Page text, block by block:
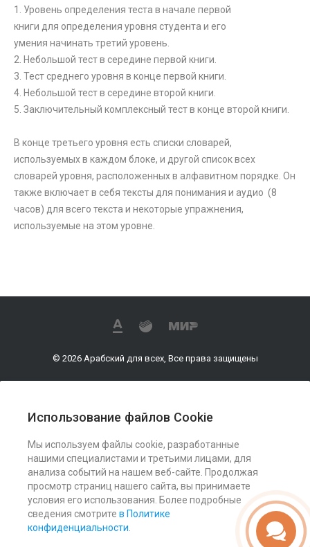
Использование файлов Cookie
Мы используем файлы cookie, разработанные
нашими специалистами и третьими лицами, для
анализа событий на нашем веб-сайте. Продолжая
просмотр страниц нашего сайта, вы принимаете
условия его использования. Более подробные
сведения смотрите в Политике
конфиденциальности
1. Уровень определения теста в начале первой
книги для определения уровня студента и его
умения начинать третий уровень.
2. Небольшой тест в середине первой книги.
3. Тест среднего уровня в конце первой книги.
4. Небольшой тест в середине второй книги.
5. Заключительный комплексный тест в конце второй книги.
В конце третьего уровня есть списки словарей,
используемых в каждом блоке, и другой список всех
словарей уровня, расположенных в алфавитном порядке. Он
также включает в себя тексты для понимания и аудио (8
часов) для всего текста и некоторые упражнения,
используемые на этом уровне.
© 2026 Арабский для всех, Все права защищены
Услуги
Помощь